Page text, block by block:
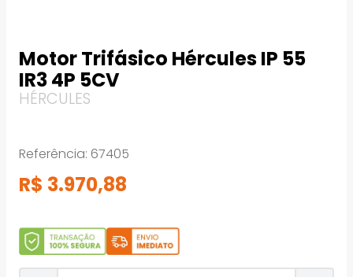
Motor Trifásico Hércules IP 55
IR3 4P 5CV
HÉRCULES
Referência: 67405
R$ 3.970,88